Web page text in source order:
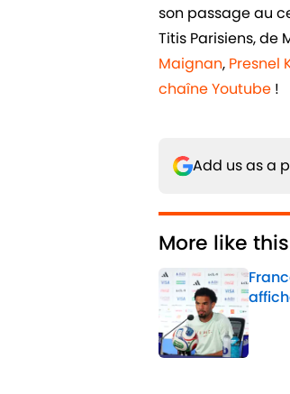
son passage au
Titis Parisiens, de
Maignan, Presnel
chaîne Youtube !
Add us as a
More like this